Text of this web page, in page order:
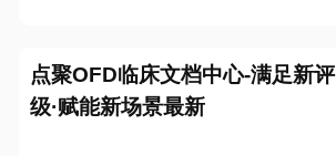
点聚OFD临床文档中心-满足新评
级·赋能新场景最新